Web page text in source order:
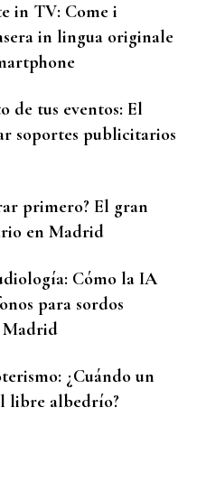
in TV: Come i
in lingua originale
de tus eventos: El
soportes publicitarios
primero? El gran
en Madrid
Cómo la IA
para sordos
Madrid
¿Cuándo un
libre albedrío?